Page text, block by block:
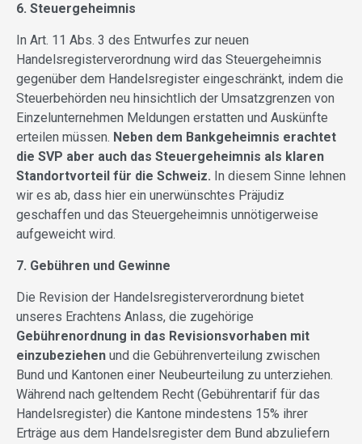
6. Steuergeheimnis
In Art. 11 Abs. 3 des Entwurfes zur neuen
Handelsregisterverordnung wird das Steuergeheimnis
gegenüber dem Handelsregister eingeschränkt, indem die
Steuerbehörden neu hinsichtlich der Umsatzgrenzen von
Einzelunternehmen Meldungen erstatten und Auskünfte
erteilen müssen. Neben dem Bankgeheimnis erachtet
die SVP aber auch das Steuergeheimnis als klaren
Standortvorteil für die Schweiz. In diesem Sinne lehnen
wir es ab, dass hier ein unerwünschtes Präjudiz
geschaffen und das Steuergeheimnis unnötigerweise
aufgeweicht wird.
7. Gebühren und Gewinne
Die Revision der Handelsregisterverordnung bietet
unseres Erachtens Anlass, die zugehörige
Gebührenordnung in das Revisionsvorhaben mit
einzubeziehen und die Gebührenverteilung zwischen
Bund und Kantonen einer Neubeurteilung zu unterziehen.
Während nach geltendem Recht (Gebührentarif für das
Handelsregister) die Kantone mindestens 15% ihrer
Erträge aus dem Handelsregister dem Bund abzuliefern